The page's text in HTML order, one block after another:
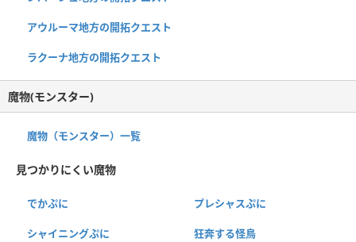
アウルーマ地方の開拓クエスト
ラクーナ地方の開拓クエスト
魔物(モンスター)
魔物（モンスター）一覧
見つかりにくい魔物
でかぷに プレシャスぷに
シャイニングぷに 狂奔する怪鳥